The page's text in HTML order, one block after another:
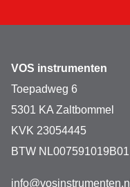
VOS instrumenten
Toepadweg 6
5301 KA Zaltbommel
KVK 23054445
BTW NL007591019B01
info@vosinstrumenten.nl